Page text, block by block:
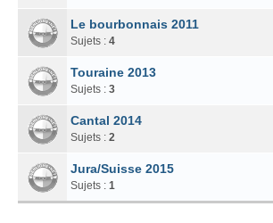
Le bourbonnais 2011
Sujets : 4
Touraine 2013
Sujets : 3
Cantal 2014
Sujets : 2
Jura/Suisse 2015
Sujets : 1